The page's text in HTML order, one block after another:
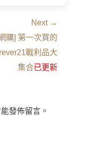
Next →
購] 第一次買的
戰利品大
集合已更新
發佈留言。